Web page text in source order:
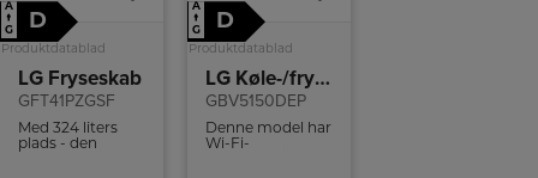
A
↑
G
D
Produktdatablad
LG Fryseskab
GFT41PZGSF
Med 324 liters
plads - den
A
↑
G
D
Produktdatablad
LG Køle-/fryseskab
GBV5150DEP
Denne model har
Wi-Fi-